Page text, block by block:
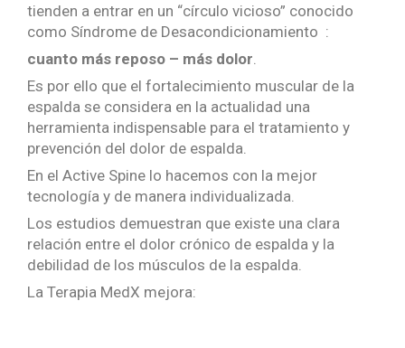
tienden a entrar en un “círculo vicioso” conocido
como Síndrome de Desacondicionamiento :
cuanto más reposo – más dolor
Es por ello que el fortalecimiento muscular de la
espalda se considera en la actualidad una
herramienta indispensable para el tratamiento y
prevención del dolor de espalda.
En el Active Spine lo hacemos con la mejor
tecnología y de manera individualizada.
Los estudios demuestran que existe una clara
relación entre el dolor crónico de espalda y la
debilidad de los músculos de la espalda.
La Terapia MedX mejora: